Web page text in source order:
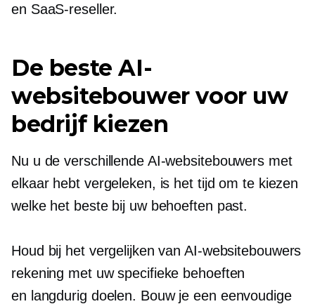
en SaaS-reseller.
De beste AI-
websitebouwer voor uw
bedrijf kiezen
Nu u de verschillende AI-websitebouwers met
elkaar hebt vergeleken, is het tijd om te kiezen
welke het beste bij uw behoeften past.
Houd bij het vergelijken van AI-websitebouwers
rekening met uw specifieke behoeften
en langdurig doelen. Bouw je een eenvoudige